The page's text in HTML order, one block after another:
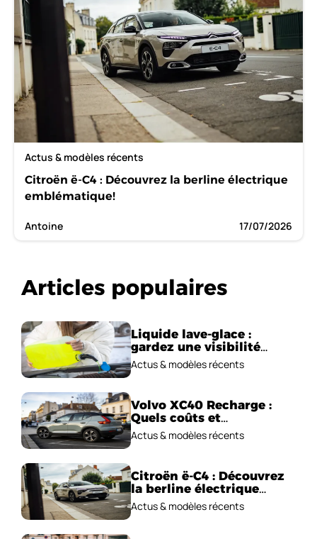
Actus & modèles récents
Citroën ë-C4 : Découvrez la berline électrique
emblématique!
Antoine 17/07/2026
Articles populaires
Liquide lave-glace :
gardez une visibilité
parfaite en voiture
Actus & modèles récents
Volvo XC40 Recharge :
Quels coûts et
performances
électriques ?
Actus & modèles récents
Citroën ë-C4 : Découvrez
la berline électrique
emblématique!
Actus & modèles récents